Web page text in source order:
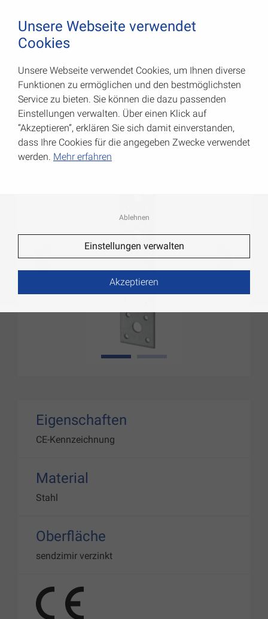
Flachverbinder
Art.-Nr.: 070909000
1
Eigenschaften
CE-Kennzeichnung
Material
Stahl
Oberfläche
sendzimir verzinkt
Unsere Webseite verwendet
Cookies
Unsere Webseite verwendet Cookies, um Ihnen diverse
Funktionen zu ermöglichen und den bestmöglichsten
Service zu bieten. Sie können die dazu passenden
Einstellungen verwalten. Über einen Klick auf
“Akzeptieren”, erklären Sie sich damit einverstanden,
dass Ihre Cookies für die angegeben Zwecke verwendet
werden. Mehr erfahren
Ablehnen
Einstellungen verwalten
Akzeptieren